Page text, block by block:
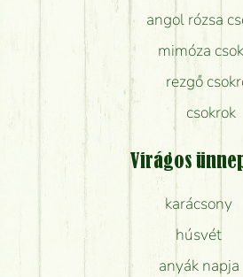
angol rózsa
mimóza
rezgő
csokrok
Virágos
karácsony
húsvét
anyák napja